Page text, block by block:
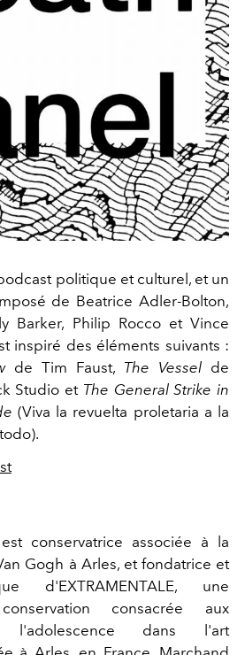
politique et culturel, et un
de Beatrice Adler-Bolton,
Barker, Philip Rocco et Vince
inspiré des éléments suivants :
de Tim Faust, The Vessel de
Studio et The General Strike in
(Viva la revuelta proletaria a la
conservatrice associée à la
Gogh à Arles, et fondatrice et
d'EXTRAMENTALE, une
consacrée aux
l'adolescence dans l'art